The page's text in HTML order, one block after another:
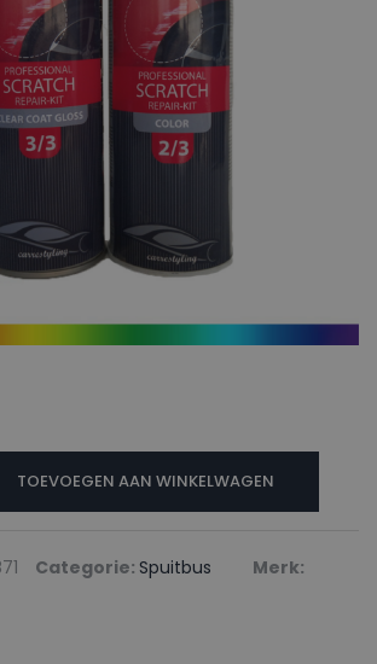
TOEVOEGEN AAN WINKELWAGEN
Categorie: Spuitbus
Merk: